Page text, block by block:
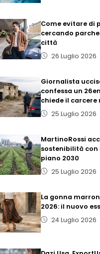
Come evitare di
cercando
città
26 Luglio 2026
Giornalista
confessa un
chiede il carcere
25 Luglio 2026
MartinoRossi
sostenibilità con
piano 2030
25 Luglio 2026
La gonna
2026: il nuovo
24 Luglio 2026